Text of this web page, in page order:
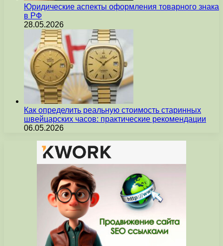
Юридические аспекты оформления товарного знака
в РФ
28.05.2026
Как определить реальную стоимость старинных
швейцарских часов: практические рекомендации
06.05.2026